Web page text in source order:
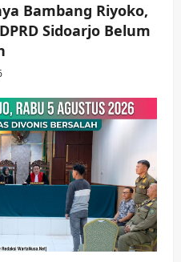
Bambang Riyoko,
Sidoarjo Belum